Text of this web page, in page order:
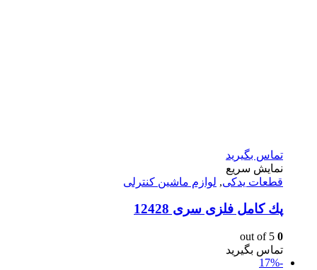
تماس بگیرید
نمایش سریع
قطعات یدکی, لوازم ماشین کنترلی
پك كامل فلزى سرى 12428
0
تماس بگیرید
-17%